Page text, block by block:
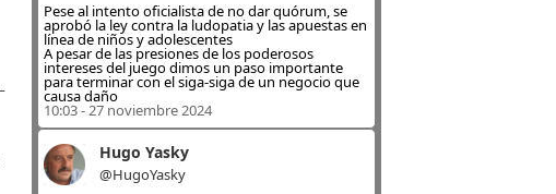
Pese al intento oficialista de no dar quórum, se
aprobó la ley contra la ludopatia y las apuestas en
línea de niños y adolescentes
A pesar de las presiones de los poderosos
intereses del juego dimos un paso importante
para terminar con el siga-siga de un negocio que
causa daño
10:03 - 27 noviembre 2024
Hugo Yasky
@HugoYasky